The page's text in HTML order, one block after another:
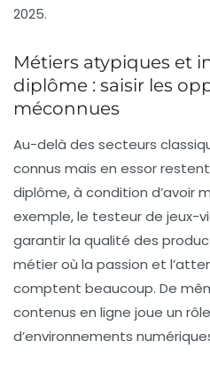
2025.
Métiers atypiques et
diplôme : saisir les
méconnues
Au-delà des secteurs
connus mais en essor
diplôme, à condition d’avoir
exemple, le testeur de jeux-
garantir la qualité des
métier où la passion et
comptent beaucoup. De
contenus en ligne joue un
d’environnements